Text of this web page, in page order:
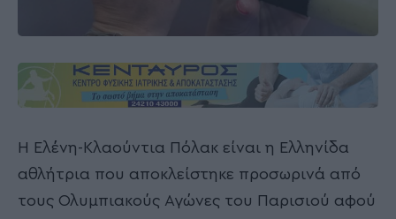
Η Ελένη-Κλαούντια Πόλακ είναι η Ελληνίδα
αθλήτρια που αποκλείστηκε προσωρινά από
τους Ολυμπιακούς Αγώνες του Παρισιού αφού